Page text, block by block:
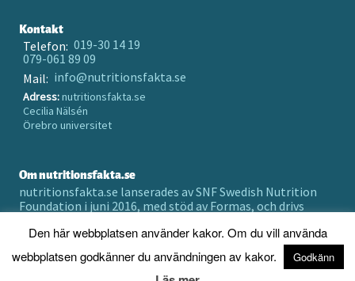
Kontakt
Telefon: 019-30 14 19
079-061 89 09
Mail: info@nutritionsfakta.se
Adress:nutritionsfakta.se
Cecilia Nälsén
Örebro universitet
Om nutritionsfakta.se
nutritionsfakta.se lanserades av SNF Swedish Nutrition
Foundation i juni 2016, med stöd av Formas, och drivs
Prenumerera på vårt nyhetsbrev
Den här webbplatsen använder kakor. Om du vill använda
webbplatsen godkänner du användningen av kakor.
Godkänn